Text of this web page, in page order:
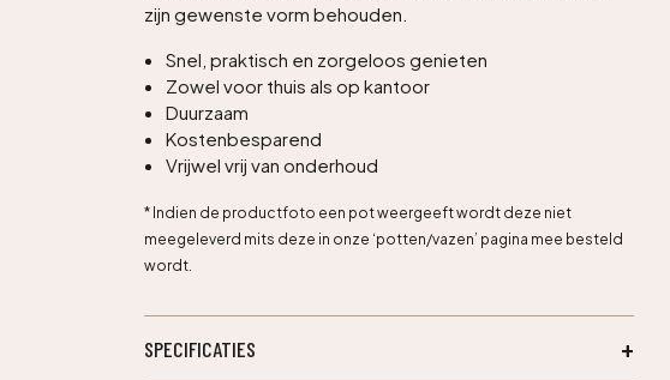
zijn gewenste vorm behouden.
Snel, praktisch en zorgeloos genieten
Zowel voor thuis als op kantoor
Duurzaam
Kostenbesparend
Vrijwel vrij van onderhoud
* Indien de productfoto een pot weergeeft wordt deze niet
meegeleverd mits deze in onze ‘potten/vazen’ pagina mee besteld
wordt.
SPECIFICATIES